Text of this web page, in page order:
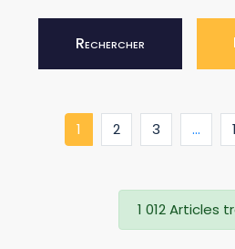
Rechercher
1 (current)
2 3 ...
1 012 Articles